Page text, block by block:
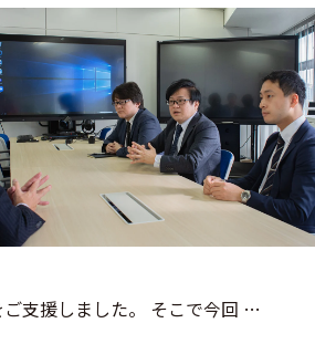
支援しました。 そこで今回 …